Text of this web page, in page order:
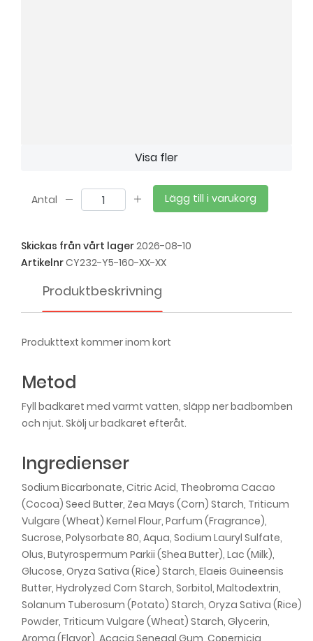
Visa fler
Antal Lägg till i varukorg
Skickas från vårt lager2026-08-10
ArtikelnrCY232-Y5-160-XX-XX
Produktbeskrivning
Produkttext kommer inom kort
Metod
Fyll badkaret med varmt vatten, släpp ner badbomben
och njut. Skölj ur badkaret efteråt.
Ingredienser
Sodium Bicarbonate, Citric Acid, Theobroma Cacao
(Cocoa) Seed Butter, Zea Mays (Corn) Starch, Triticum
Vulgare (Wheat) Kernel Flour, Parfum (Fragrance),
Sucrose, Polysorbate 80, Aqua, Sodium Lauryl Sulfate,
Olus, Butyrospermum Parkii (Shea Butter), Lac (Milk),
Glucose, Oryza Sativa (Rice) Starch, Elaeis Guineensis
Butter, Hydrolyzed Corn Starch, Sorbitol, Maltodextrin,
Solanum Tuberosum (Potato) Starch, Oryza Sativa (Rice)
Powder, Triticum Vulgare (Wheat) Starch, Glycerin,